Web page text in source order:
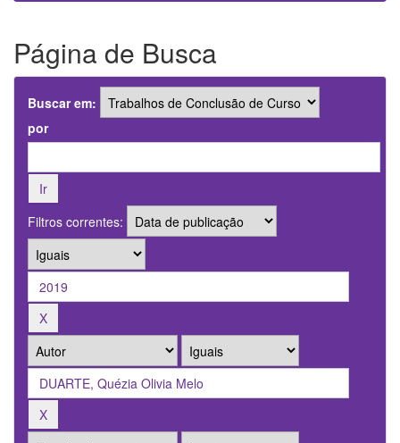
Página de Busca
Buscar em:
por
Filtros correntes: